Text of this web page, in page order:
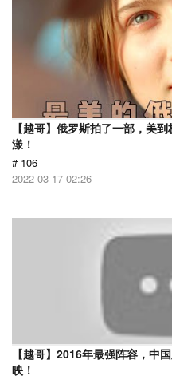
【越哥】俄罗斯拍了一部，美
漾！
# 106
2022-03-17 02:26
【越哥】2016年最强阵容，中
映！